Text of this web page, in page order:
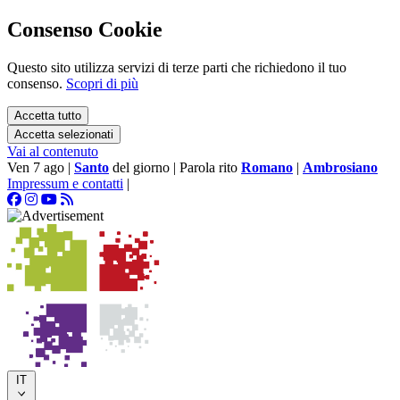
Consenso Cookie
Questo sito utilizza servizi di terze parti che richiedono il tuo
consenso. Scopri di più
Accetta tutto
Accetta selezionati
Vai al contenuto
Ven 7 ago | Santo del giorno | Parola rito Romano | Ambrosiano
Impressum e contatti |
IT